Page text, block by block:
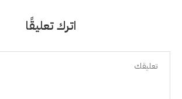
اترك تعليقًا